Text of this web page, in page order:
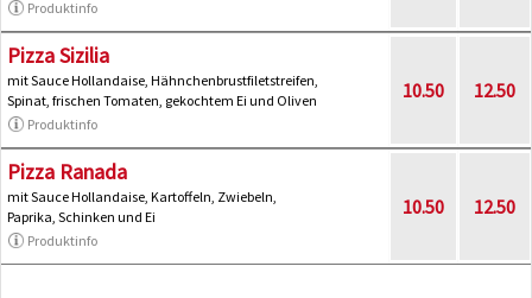
Produktinfo
Pizza Sizilia
mit Sauce Hollandaise, Hähnchenbrustfiletstreifen,
Spinat, frischen Tomaten, gekochtem Ei und Oliven
Produktinfo
10.50 12.50
Pizza Ranada
mit Sauce Hollandaise, Kartoffeln, Zwiebeln,
Paprika, Schinken und Ei
Produktinfo
10.50 12.50